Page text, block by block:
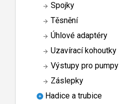
Spojky
Těsnění
Úhlové adaptéry
Uzavírací kohoutky
Výstupy pro pumpy
Záslepky
Hadice a trubice